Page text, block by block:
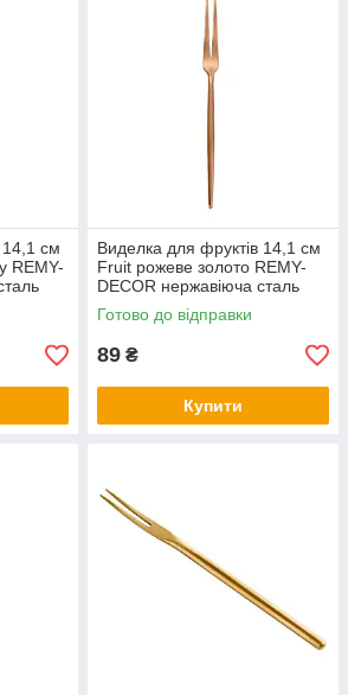
14,1 см
REMY-
Виделка для фруктів 14,1 см
Fruit рожеве золото REMY-
DECOR нержавіюча сталь
Готово до відправки
89 ₴
Купити